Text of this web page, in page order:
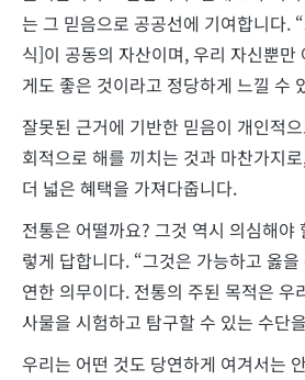
는 그 믿음으로 공공선에 기여합니다.
식]이 공동의 자산이며, 우리 자신뿐만
게도 좋은 것이라고 정당하게 느낄 수
잘못된 근거에 기반한 믿음이 개인적
회적으로 해를 끼치는 것과 마찬가지
더 넓은 혜택을 가져다줍니다.
전통은 어떨까요? 그것 역시 의심해야
렇게 답합니다. “그것은 가능하고 옳
연한 의무이다. 전통의 주된 목적은 우
사물을 시험하고 탐구할 수 있는 수단
우리는 어떤 것도 당연하게 여겨서는